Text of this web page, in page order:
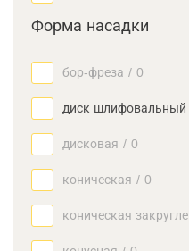
Форма насадки
бор-фреза / 0
диск шлифовальный
дисковая / 0
коническая / 0
коническая